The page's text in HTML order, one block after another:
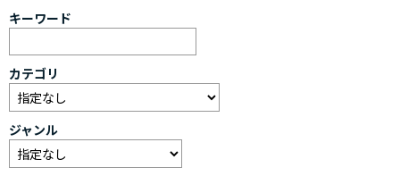
キーワード
カテゴリ
ジャンル